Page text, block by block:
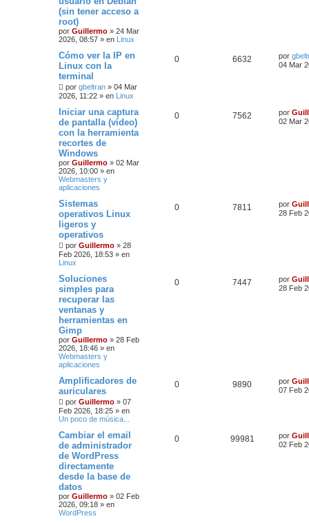
(sin tener acceso a
root)
por Guillermo » 24 Mar
2026, 08:57 » en Linux
Cómo ver la IP en
Linux con la
terminal
por gbeltran » 04 Mar
2026, 11:22 » en Linux
0 6632 por
04 Mar
Iniciar una captura
de pantalla (vídeo)
con la herramienta
recortes de
Windows
por Guillermo » 02 Mar
2026, 10:00 » en
Webmasters y
aplicaciones
0 7562 por
02 Mar
Sistemas
operativos Linux
ligeros y
operativos
por Guillermo » 28
Feb 2026, 18:53 » en
Linux
0 7811 por
28 Feb
Soluciones
simples para
recuperar las
ventanas y
herramientas en
Gimp
por Guillermo » 28 Feb
2026, 18:46 » en
Webmasters y
aplicaciones
0 7447 por
28 Feb
Amplificadores de
auriculares
por Guillermo » 07
Feb 2026, 18:25 » en
Un poco de música...
0 9890 por
07 Feb
Cambiar el email
de administrador
de WordPress
directamente
desde la base de
datos
por Guillermo » 02 Feb
2026, 09:18 » en
WordPress
0 99981 por
02 Feb